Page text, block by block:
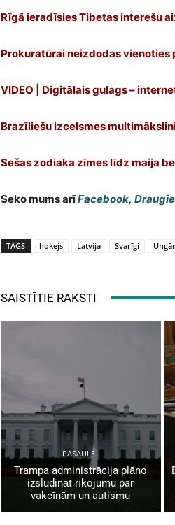
Rīgā ieradīsies Tibetas interešu
Prokuratūrai neizdodas vienoties
VIDEO | Digitālais gulags –
Brazīliešu izcelsmes
Sešas zodiaka zīmes līdz maija
Seko mums arīFacebook,
TAGS hokejs Latvija Svarīgi
SAISTĪTIE RAKSTI
PASAULĒ
Trampa administrācija plāno
izsludināt rīkojumu par
vakcīnām un autismu